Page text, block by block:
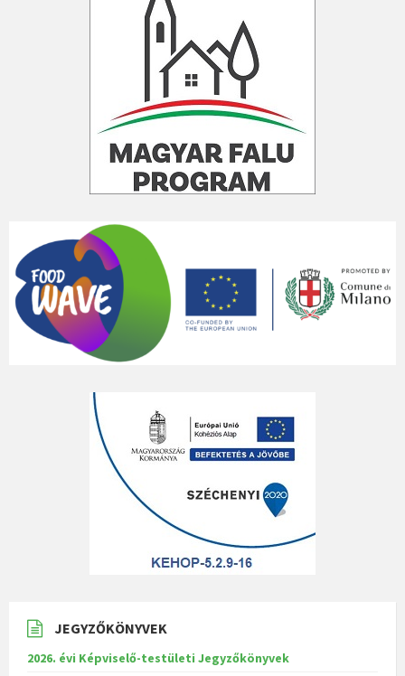
JEGYZŐKÖNYVEK
2026. évi Képviselő-testületi Jegyzőkönyvek